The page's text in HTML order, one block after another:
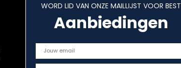
WORD LID VAN ONZE MAILLIJST VOOR BEST
Aanbiedingen